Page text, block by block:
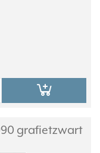
grafietzwart